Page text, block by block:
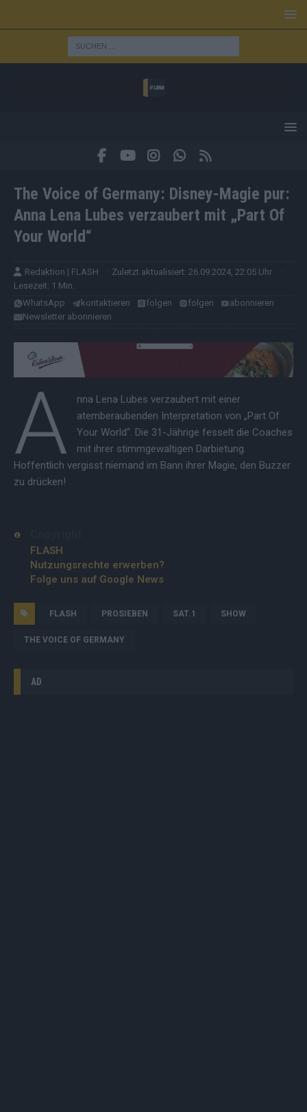
The Voice of Germany: Disney-Magie pur:
Anna Lena Lubes verzaubert mit „Part Of
Your World“
Redaktion | FLASH · Zuletzt aktualisiert: 26.09.2024, 22:05 Uhr
·
Lesezeit: 1 Min.
WhatsApp
kontaktieren folgen folgen
abonnieren
Newsletter abonnieren
A
nna Lena Lubes verzaubert mit einer
atemberaubenden Interpretation von „Part Of
Your World“. Die 31-Jährige fesselt die Coaches
mit ihrer stimmgewaltigen Darbietung.
Hoffentlich vergisst niemand im Bann ihrer Magie, den Buzzer
zu drücken!
FLASH
Nutzungsrechte erwerben?
Folge uns auf Google News
FLASH PROSIEBEN SAT.1 SHOW
THE VOICE OF GERMANY
AD